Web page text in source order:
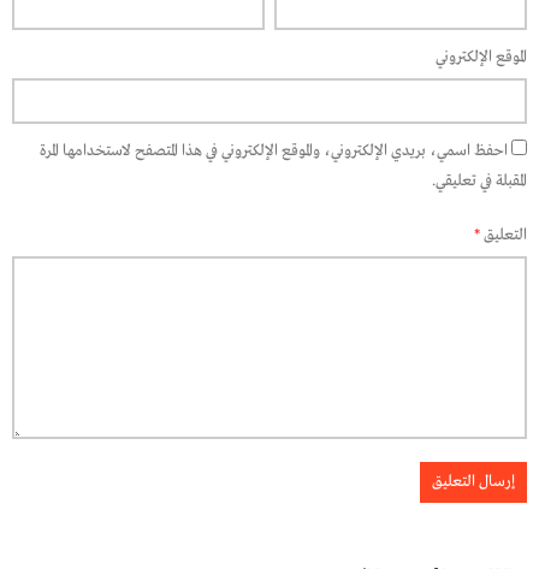
الموقع الإلكتروني
احفظ اسمي، بريدي الإلكتروني، والموقع الإلكتروني في هذا المتصفح لاستخدامها المرة
المقبلة في تعليقي.
التعليق*